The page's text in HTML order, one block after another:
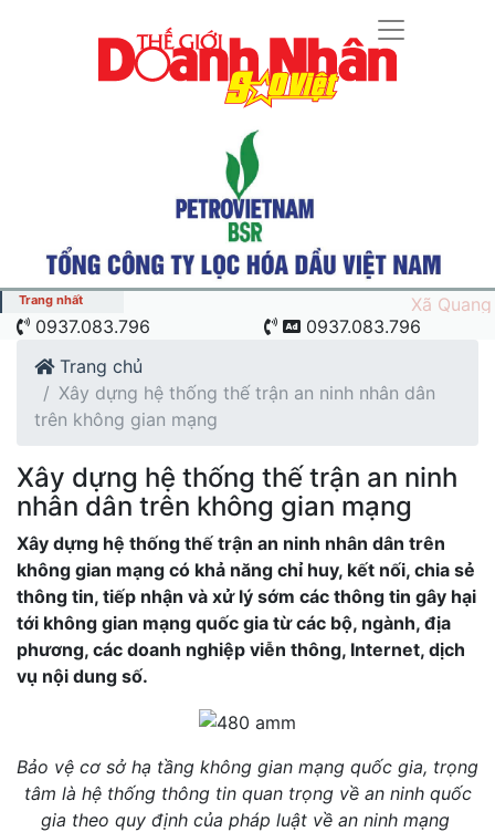
Trang nhất
nâng tầm chuỗi giá trị ngành nông sản và yến sào Việt
0937.083.796
0937.083.796
Trang chủ
Xây dựng hệ thống thế trận an ninh nhân dân
trên không gian mạng
Xây dựng hệ thống thế trận an ninh
nhân dân trên không gian mạng
Xây dựng hệ thống thế trận an ninh nhân dân trên
không gian mạng có khả năng chỉ huy, kết nối, chia sẻ
thông tin, tiếp nhận và xử lý sớm các thông tin gây hại
tới không gian mạng quốc gia từ các bộ, ngành, địa
phương, các doanh nghiệp viễn thông, Internet, dịch
vụ nội dung số.
Bảo vệ cơ sở hạ tầng không gian mạng quốc gia, trọng
tâm là hệ thống thông tin quan trọng về an ninh quốc
gia theo quy định của pháp luật về an ninh mạng